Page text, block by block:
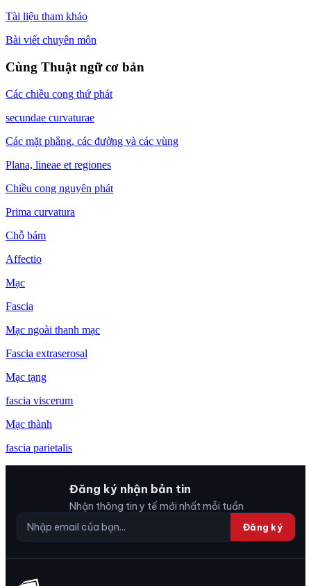
Tài liệu tham khảo
Bài viết chuyên môn
Cùng Thuật ngữ cơ bản
Các chiều cong thứ phát
secundae curvaturae
Các mặt phẳng, các đường và các vùng
Plana, lineae et regiones
Chiều cong nguyên phát
Prima curvatura
Chỗ bám
Affectio
Mạc
Fascia
Mạc ngoài thanh mạc
Fascia extraserosal
Mạc tạng
fascia viscerum
Mạc thành
fascia parietalis
Đăng ký nhận bản tin
Nhận thông tin y tế mới nhất mỗi tuần
Đăng ký